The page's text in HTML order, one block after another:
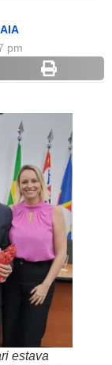
pm
estava